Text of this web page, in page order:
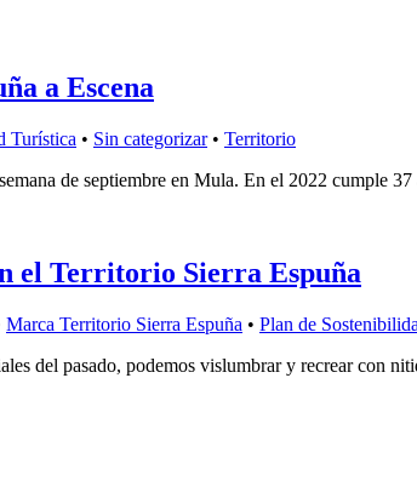
a Escena
Turística • Sin categorizar• Territorio
de septiembre en Mula. En el 2022 cumple 37
el Territorio Sierra Espuña
Marca Territorio Sierra Espuña • Plan de
del pasado, podemos vislumbrar y recrear con